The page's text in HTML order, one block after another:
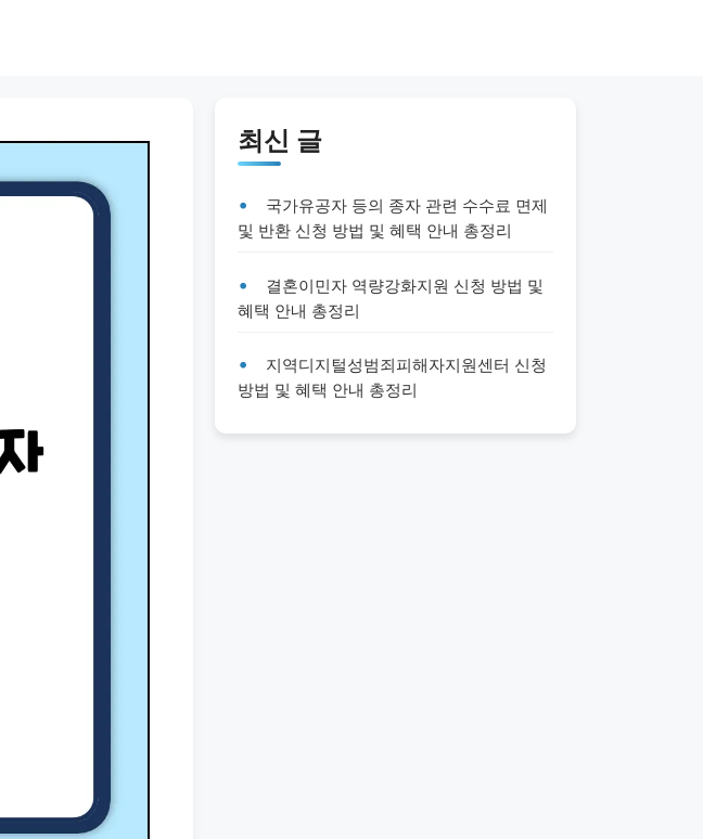
최신 글
국가유공자 등의 종자 관련 수수료 면제
및 반환 신청 방법 및 혜택 안내 총정리
결혼이민자 역량강화지원 신청 방법 및
혜택 안내 총정리
지역디지털성범죄피해자지원센터 신청
방법 및 혜택 안내 총정리